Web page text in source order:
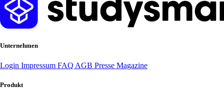
Unternehmen
Login Impressum FAQ AGB Presse Magazine
Produkt